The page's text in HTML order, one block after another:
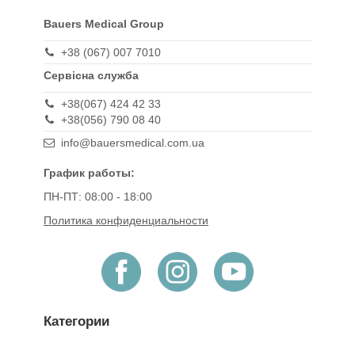
Bauers Medical Group
+38 (067) 007 7010
Сервісна служба
+38(067) 424 42 33
+38(056) 790 08 40
info@bauersmedical.com.ua
График работы:
ПН-ПТ: 08:00 - 18:00
Политика конфиденциальности
Категории